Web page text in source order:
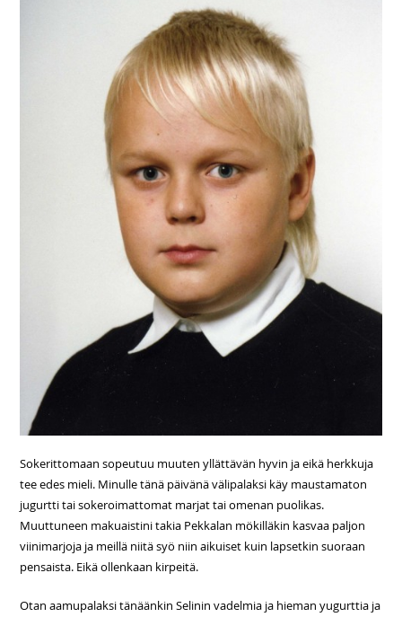
Sokerittomaan sopeutuu muuten yllättävän hyvin ja eikä herkkuja
tee edes mieli. Minulle tänä päivänä välipalaksi käy maustamaton
jugurtti tai sokeroimattomat marjat tai omenan puolikas.
Muuttuneen makuaistini takia Pekkalan mökilläkin kasvaa paljon
viinimarjoja ja meillä niitä syö niin aikuiset kuin lapsetkin suoraan
pensaista. Eikä ollenkaan kirpeitä.
Otan aamupalaksi tänäänkin Selinin vadelmia ja hieman yugurttia ja